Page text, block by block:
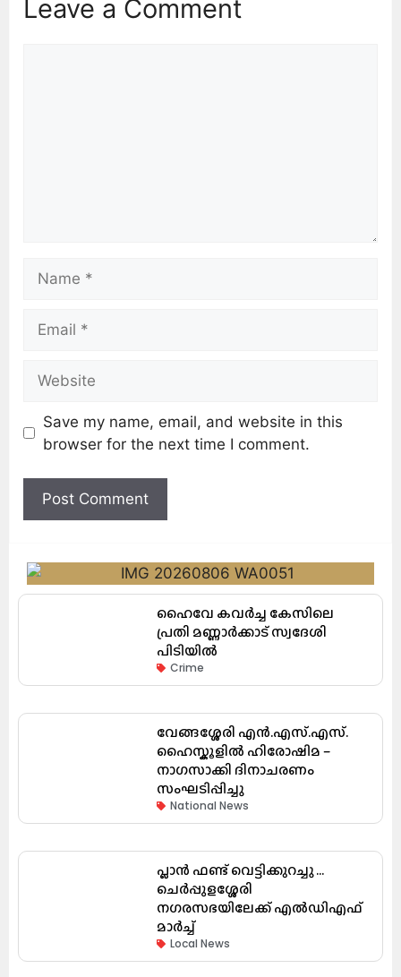
Leave a Comment
Save my name, email, and website in this
browser for the next time I comment.
ഹൈവേ കവർച്ച കേസിലെ
പ്രതി മണ്ണാർക്കാട് സ്വദേശി
പിടിയിൽ
Crime
വേങ്ങശ്ശേരി എൻ.എസ്.എസ്.
ഹൈസ്കൂളിൽ ഹിരോഷിമ –
നാഗസാക്കി ദിനാചരണം
സംഘടിപ്പിച്ചു
National News
പ്ലാൻ ഫണ്ട് വെട്ടിക്കുറച്ചു …
ചെർപ്പുളശ്ശേരി
നഗരസഭയിലേക്ക് എൽഡിഎഫ്
മാർച്ച്
Local News